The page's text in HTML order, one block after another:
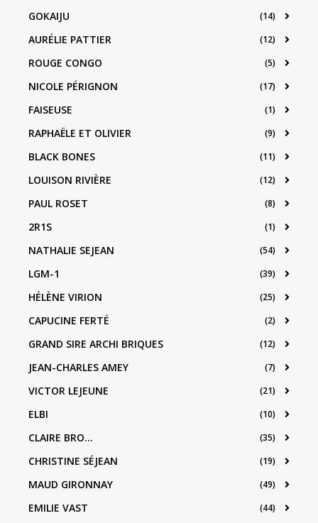
GOKAIJU (14)
AURÉLIE PATTIER (12)
ROUGE CONGO (5)
NICOLE PÉRIGNON (17)
FAISEUSE (1)
RAPHAËLE ET OLIVIER (9)
BLACK BONES (11)
LOUISON RIVIÈRE (12)
PAUL ROSET (8)
2R1S (1)
NATHALIE SEJEAN (54)
LGM-1 (39)
HÉLÈNE VIRION (25)
CAPUCINE FERTÉ (2)
GRAND SIRE ARCHI BRIQUES (12)
JEAN-CHARLES AMEY (7)
VICTOR LEJEUNE (21)
ELBI (10)
CLAIRE BRO... (35)
CHRISTINE SÉJEAN (19)
MAUD GIRONNAY (49)
EMILIE VAST (44)